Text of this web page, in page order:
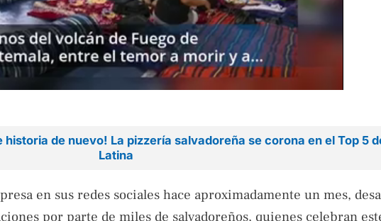
historia de nuevo! La pizzería salvadoreña se corona en el Top 5
Latina
en sus redes sociales hace aproximadamente un mes,
por parte de miles de salvadoreños, quienes celebran